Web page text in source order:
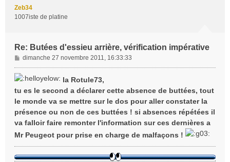
Zeb34
1007iste de platine
Re: Butées d'essieu arrière, vérification impérative
M
e
s
a
g
e
dimanche 27 novembre 2011, 16:33:33
la Rotule73,
tu es le second a déclarer cette absence de buttées, tout
le monde va se mettre sur le dos pour aller constater la
présence ou non de ces buttées ! si absences répétées il
va falloir faire remonter l'information sur ces dernières a
Mr Peugeot pour prise en charge de malfaçons !